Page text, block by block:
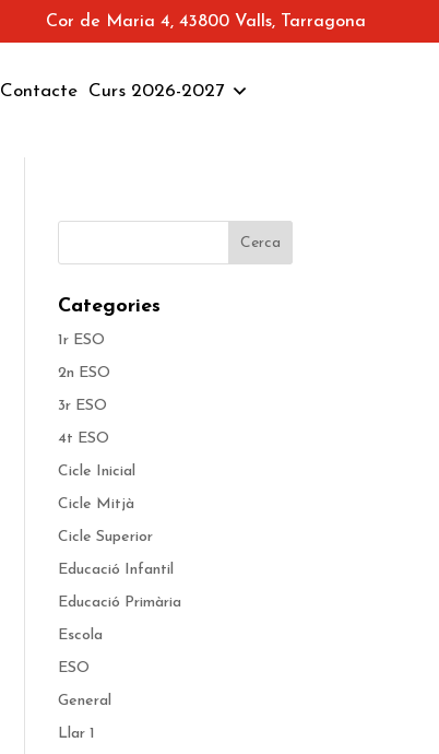
Cor de Maria 4, 43800 Valls, Tarragona
Contacte Curs 2026-2027
Categories
1r ESO
2n ESO
3r ESO
4t ESO
Cicle Inicial
Cicle Mitjà
Cicle Superior
Educació Infantil
Educació Primària
Escola
ESO
General
Llar 1